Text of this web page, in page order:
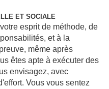
ET SOCIALE
esprit de méthode, de
et à la
même après
êtes apte à exécuter des
envisagez, avec
Vous vous sentez